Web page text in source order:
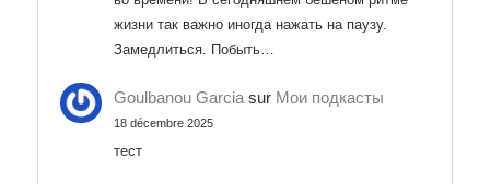
жизни так важно иногда нажать на паузу.
Замедлиться. Побыть…
Goulbanou Garcia sur Мои подкасты
18 décembre 2025
тест